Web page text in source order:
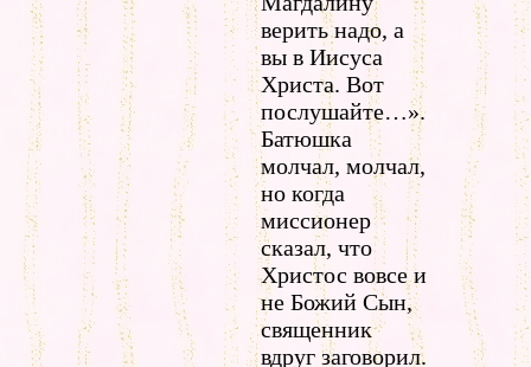
верить надо, а
вы в Иисуса
Христа. Вот
послушайте…».
Батюшка
молчал, молчал,
но когда
миссионер
сказал, что
Христос вовсе и
не Божий Сын,
священник
вдруг заговорил.